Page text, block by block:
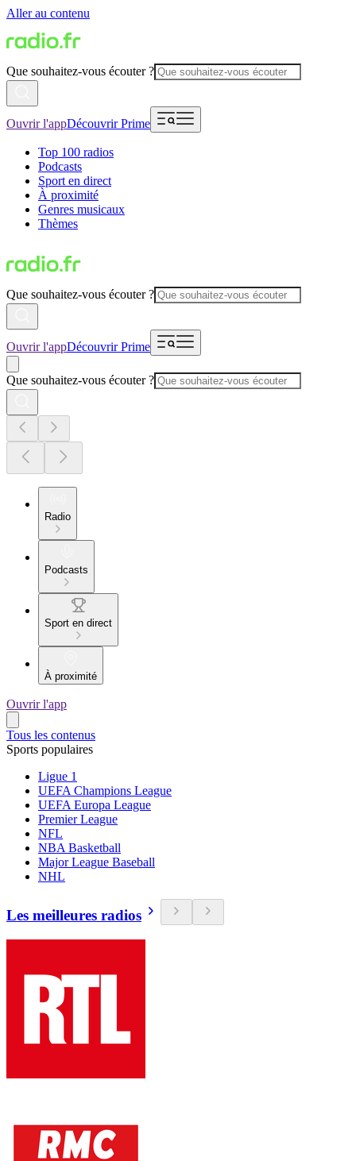
Aller au contenu
Que souhaitez-vous écouter ?
Ouvrir l'appDécouvrir Prime
Top 100 radios
Podcasts
Sport en direct
À proximité
Genres musicaux
Thèmes
Que souhaitez-vous écouter ?
Ouvrir l'appDécouvrir Prime
Que souhaitez-vous écouter ?
Radio
Podcasts
Sport en direct
À proximité
Ouvrir l'app
Tous les contenus
Sports populaires
Ligue 1
UEFA Champions League
UEFA Europa League
Premier League
NFL
NBA Basketball
Major League Baseball
NHL
Les meilleures radios